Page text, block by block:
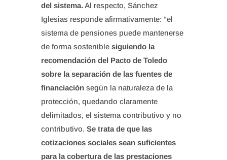
del sistema.Al respecto, Sánchez
Iglesias responde afirmativamente: “el
sistema de pensiones puede mantenerse
de forma sostenible siguiendo la
recomendación del Pacto de Toledo
sobre la separación de las fuentes de
financiaciónsegún la naturaleza de la
protección, quedando claramente
delimitados, el sistema contributivo y no
contributivo. Se trata de que las
cotizaciones sociales sean suficientes
para la cobertura de las prestaciones